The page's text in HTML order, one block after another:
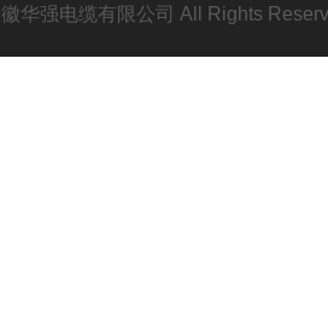
华强电缆有限公司 All Rights